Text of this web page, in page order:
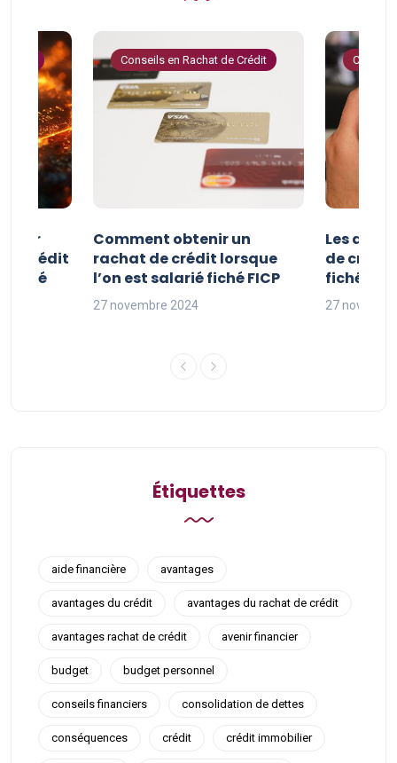
pour
crédit
fiché
Conseils en Rachat de Crédit
Comment obtenir un
rachat de crédit lorsque
l’on est salarié fiché FICP
27 novembre 2024
Les
de crédit
fichés
27
Étiquettes
aide financière avantages
avantages du crédit avantages du rachat de crédit
avantages rachat de crédit avenir financier
budget budget personnel
conseils financiers consolidation de dettes
conséquences crédit crédit immobilier